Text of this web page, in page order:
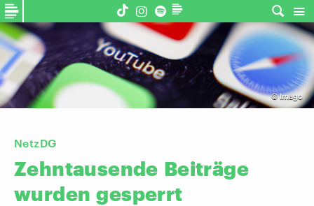
©Imago
NetzDG
Zehntausende Beiträge
wurden gesperrt